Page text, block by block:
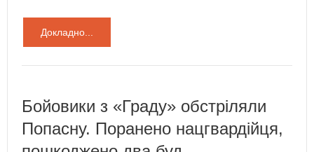
Докладно...
Бойовики з «Граду» обстріляли
Попасну. Поранено нацгвардійця,